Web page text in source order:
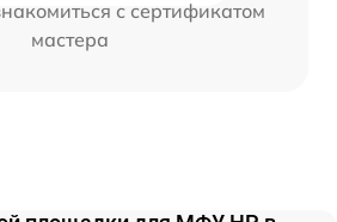
с сертификатом
мастера